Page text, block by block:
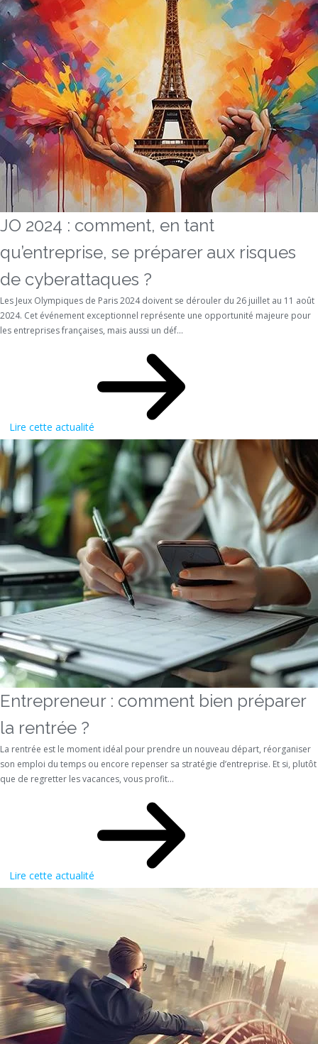
JO 2024 : comment, en tant
qu’entreprise, se préparer aux risques
de cyberattaques ?
Les Jeux Olympiques de Paris 2024 doivent se dérouler du 26 juillet au 11 août
2024. Cet événement exceptionnel représente une opportunité majeure pour
les entreprises françaises, mais aussi un déf...
Lire cette actualité
Entrepreneur : comment bien préparer
la rentrée ?
La rentrée est le moment idéal pour prendre un nouveau départ, réorganiser
son emploi du temps ou encore repenser sa stratégie d’entreprise. Et si, plutôt
que de regretter les vacances, vous profit...
Lire cette actualité